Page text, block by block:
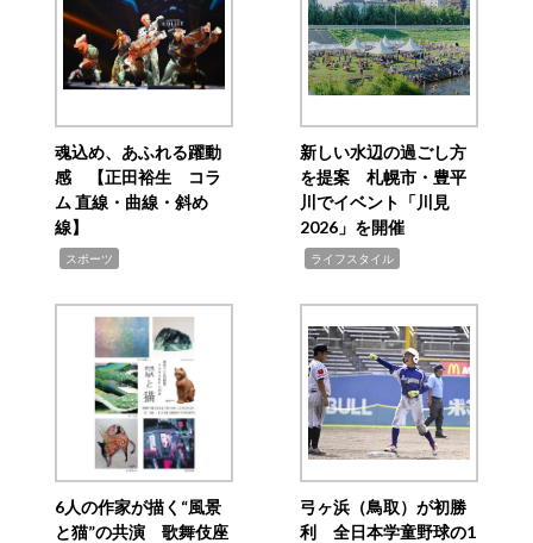
魂込め、あふれる躍動
感 【正田裕生 コラ
ム 直線・曲線・斜め
線】
スポーツ
新しい水辺の過ごし方
を提案 札幌市・豊平
川でイベント「川見
2026」を開催
ライフスタイル
6人の作家が描く“風景
と猫”の共演 歌舞伎座
弓ヶ浜（鳥取）が初勝
利 全日本学童野球の1